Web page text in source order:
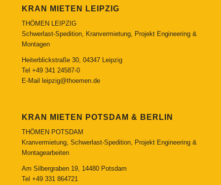
KRAN MIETEN LEIPZIG
THÖMEN LEIPZIG
Schwerlast-Spedition, Kranvermietung, Projekt Engineering &
Montagen
Heiterblickstraße 30, 04347 Leipzig
Tel +49 341 24587-0
E-Mail
leipzig@thoemen.de
KRAN MIETEN POTSDAM & BERLIN
THÖMEN POTSDAM
Kranvermietung, Schwerlast-Spedition, Projekt Engineering &
Montagearbeiten
Am Silbergraben 19, 14480 Potsdam
Tel +49 331 864721